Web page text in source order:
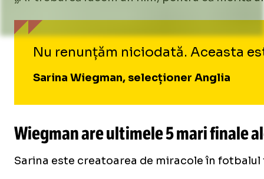
Nu renunțăm niciodată. Aceasta
Sarina Wiegman, selecționer Anglia
Wiegman are ultimele 5 mari finale
Sarina este creatoarea de miracole în